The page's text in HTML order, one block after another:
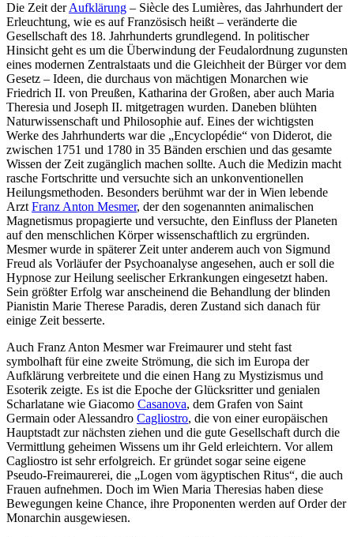
Die Zeit derAufklärung – Siècle des Lumières, das Jahrhundert der
Erleuchtung, wie es auf Französisch heißt – veränderte die
Gesellschaft des 18. Jahrhunderts grundlegend. In politischer
Hinsicht geht es um die Überwindung der Feudalordnung zugunsten
eines modernen Zentralstaats und die Gleichheit der Bürger vor dem
Gesetz – Ideen, die durchaus von mächtigen Monarchen wie
Friedrich II. von Preußen, Katharina der Großen, aber auch Maria
Theresia und Joseph II. mitgetragen wurden. Daneben blühten
Naturwissenschaft und Philosophie auf. Eines der wichtigsten
Werke des Jahrhunderts war die „Encyclopédie“ von Diderot, die
zwischen 1751 und 1780 in 35 Bänden erschien und das gesamte
Wissen der Zeit zugänglich machen sollte. Auch die Medizin macht
rasche Fortschritte und versuchte sich an unkonventionellen
Heilungsmethoden. Besonders berühmt war der in Wien lebende
ArztFranz Anton Mesmer, der den sogenannten animalischen
Magnetismus propagierte und versuchte, den Einfluss der Planeten
auf den menschlichen Körper wissenschaftlich zu ergründen.
Mesmer wurde in späterer Zeit unter anderem auch von Sigmund
Freud als Vorläufer der Psychoanalyse angesehen, auch er soll die
Hypnose zur Heilung seelischer Erkrankungen eingesetzt haben.
Sein größter Erfolg war anscheinend die Behandlung der blinden
Pianistin Marie Therese Paradis, deren Zustand sich danach für
einige Zeit besserte.
Auch Franz Anton Mesmer war Freimaurer und steht fast
symbolhaft für eine zweite Strömung, die sich im Europa der
Aufklärung verbreitete und die einen Hang zu Mystizismus und
Esoterik zeigte. Es ist die Epoche der Glücksritter und genialen
Scharlatane wie Giacomo Casanova, dem Grafen von Saint
Germain oder Alessandro Cagliostro, die von einer europäischen
Hauptstadt zur nächsten ziehen und die gute Gesellschaft durch die
Vermittlung geheimen Wissens um ihr Geld erleichtern. Vor allem
Cagliostro ist sehr erfolgreich. Er gründet sogar seine eigene
Pseudo-Freimaurerei, die „Logen vom ägyptischen Ritus“, die auch
Frauen aufnehmen. Doch im Wien Maria Theresias haben diese
Bewegungen keine Chance, ihre Proponenten werden auf Order der
Monarchin ausgewiesen.